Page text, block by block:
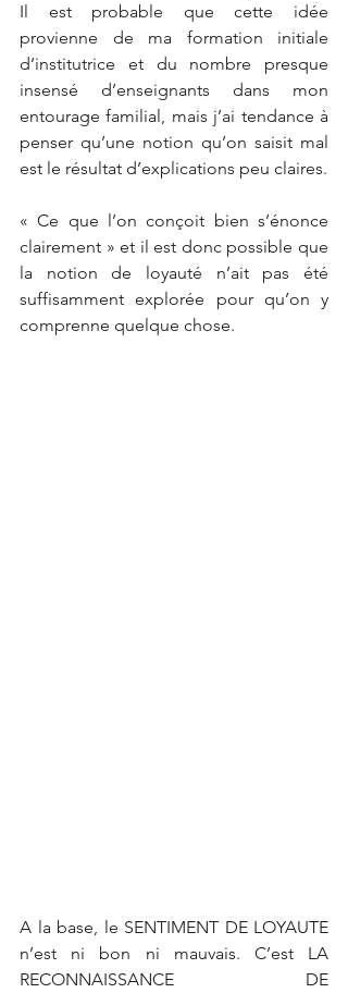
Il est probable que cette idée
provienne de ma formation initiale
d’institutrice et du nombre presque
insensé d’enseignants dans mon
entourage familial, mais j’ai tendance à
penser qu’une notion qu’on saisit mal
est le résultat d’explications peu claires.
« Ce que l’on conçoit bien s’énonce
clairement » et il est donc possible que
la notion de loyauté n’ait pas été
suffisamment explorée pour qu’on y
comprenne quelque chose.
A la base, le SENTIMENT DE LOYAUTE
n’est ni bon ni mauvais. C’est LA
RECONNAISSANCE DE